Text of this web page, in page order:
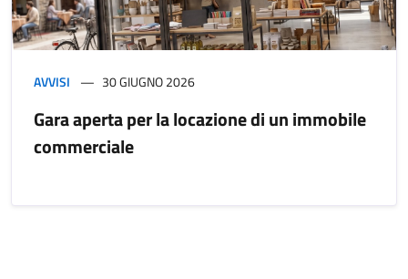
AVVISI 30 GIUGNO 2026
Gara aperta per la locazione di un immobile
commerciale